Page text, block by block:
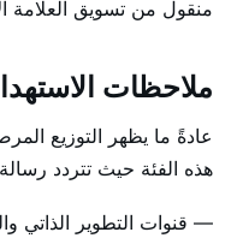
منقول من تسويق العلامة
ملاحظات
عادةً ما يظهر التوزيع
هذه الفئة حيث تتردد رسالة
— قنوات التطوير الذاتي